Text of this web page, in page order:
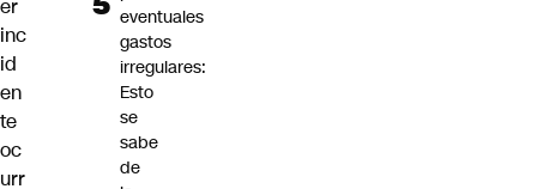
er
inc
id
en
te
oc
urr
eventuales
gastos
irregulares:
Esto
se
sabe
de